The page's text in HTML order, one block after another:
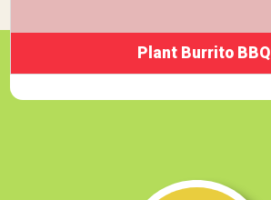
Plant Burrito BBQ